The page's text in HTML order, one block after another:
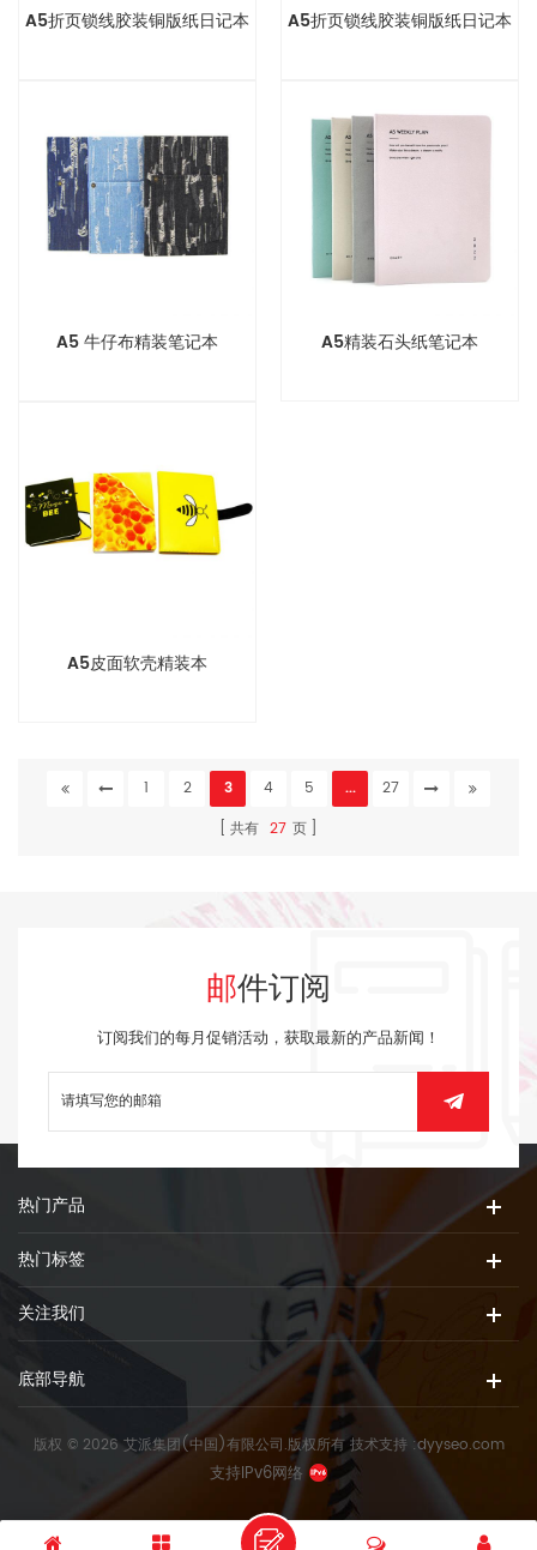
A5折页锁线胶装铜版纸日记本 A5折页锁线胶装铜版纸日记本
A5 牛仔布精装笔记本 A5精装石头纸笔记本
A5皮面软壳精装本
1 2 3 4 5 ...
27
共有 27 页
邮件订阅
订阅我们的每月促销活动，获取最新的产品新闻！
热门产品
热门标签
关注我们
底部导航
版权 © 2026 艾派集团(中国)有限公司.版权所有技术支持 :dyyseo.com
支持IPv6网络